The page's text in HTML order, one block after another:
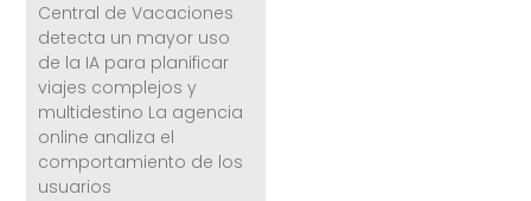
Central de Vacaciones
detecta un mayor uso
de la IA para planificar
viajes complejos y
multidestino La agencia
online analiza el
comportamiento de los
usuarios